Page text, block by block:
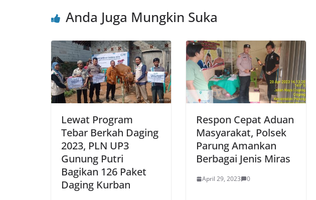
k
Anda Juga Mungkin Suka
Lewat Program
Tebar Berkah Daging
2023, PLN UP3
Gunung Putri
Bagikan 126 Paket
Daging Kurban
Respon Cepat Aduan
Masyarakat, Polsek
Parung Amankan
Berbagai Jenis Miras
April 29, 2023 0